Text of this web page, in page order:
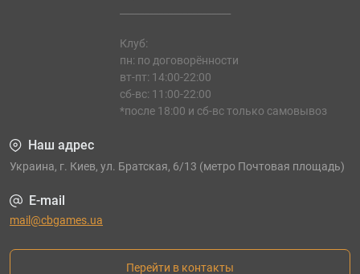
Клуб:
пн: по договорённости
вт-пт: 14:00-22:00
сб-вс: 11:00-22:00
*после 18:00 и сб-вс только самовывоз
Наш адрес
Украина, г. Киев, ул. Братская, 6/13 (метро Почтовая площадь)
E-mail
mail@cbgames.ua
Перейти в контакты